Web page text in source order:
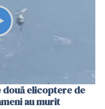
două elicoptere de
au murit